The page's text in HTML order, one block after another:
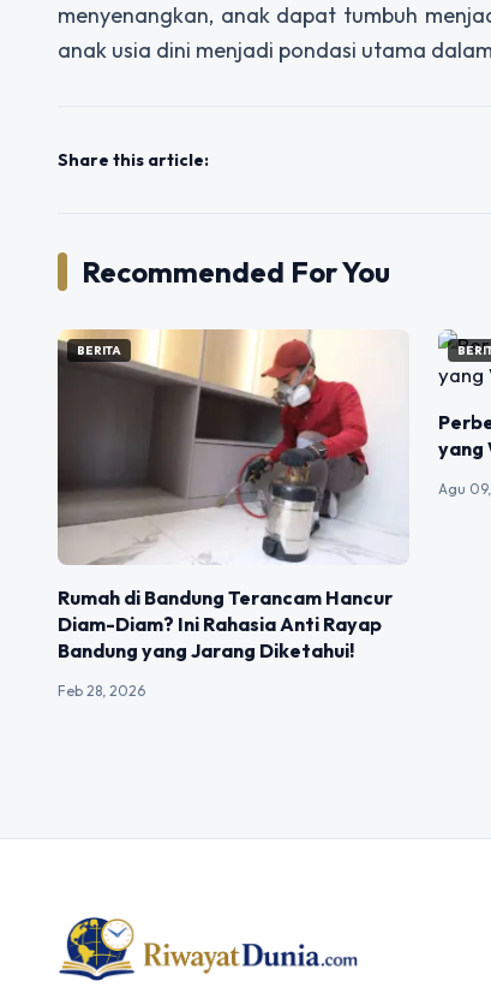
menyenangkan, anak dapat tumbuh
anak usia dini menjadi pondasi utama
Share this article:
Recommended For You
BERITA
Rumah di Bandung Terancam Hancur
Diam-Diam? Ini Rahasia Anti Rayap
Bandung yang Jarang Diketahui!
Feb 28, 2026
yang
Agu